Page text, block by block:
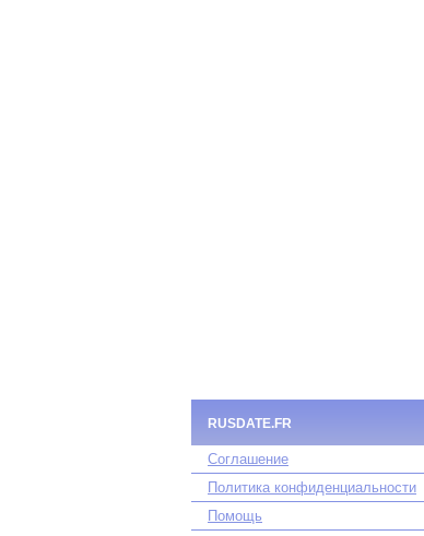
RUSDATE.FR
Соглашение
Политика конфиденциальности
Помощь